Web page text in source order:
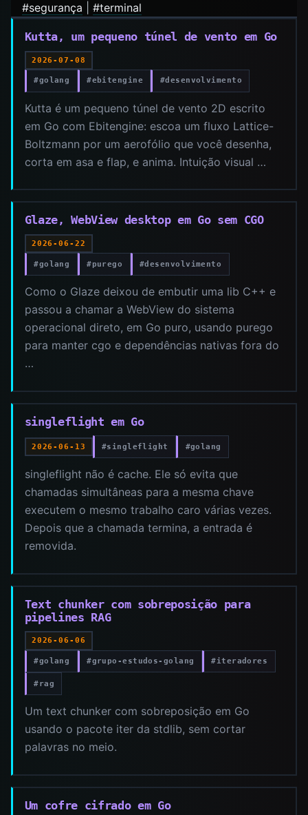
#segurança
#terminal
Kutta, um pequeno túnel de vento em Go
2026-07-08
#golang #ebitengine #desenvolvimento
Kutta é um pequeno túnel de vento 2D escrito
em Go com Ebitengine: escoa um fluxo Lattice-
Boltzmann por um aerofólio que você desenha,
corta em asa e flap, e anima. Intuição visual …
Glaze, WebView desktop em Go sem CGO
2026-06-22
#golang #purego #desenvolvimento
Como o Glaze deixou de embutir uma lib C++ e
passou a chamar a WebView do sistema
operacional direto, em Go puro, usando purego
para manter cgo e dependências nativas fora do
…
singleflight em Go
2026-06-13 #singleflight #golang
singleflight não é cache. Ele só evita que
chamadas simultâneas para a mesma chave
executem o mesmo trabalho caro várias vezes.
Depois que a chamada termina, a entrada é
removida.
Text chunker com sobreposição para
pipelines RAG
2026-06-06
#golang #grupo-estudos-golang #iteradores
#rag
Um text chunker com sobreposição em Go
usando o pacote iter da stdlib, sem cortar
palavras no meio.
Um cofre cifrado em Go